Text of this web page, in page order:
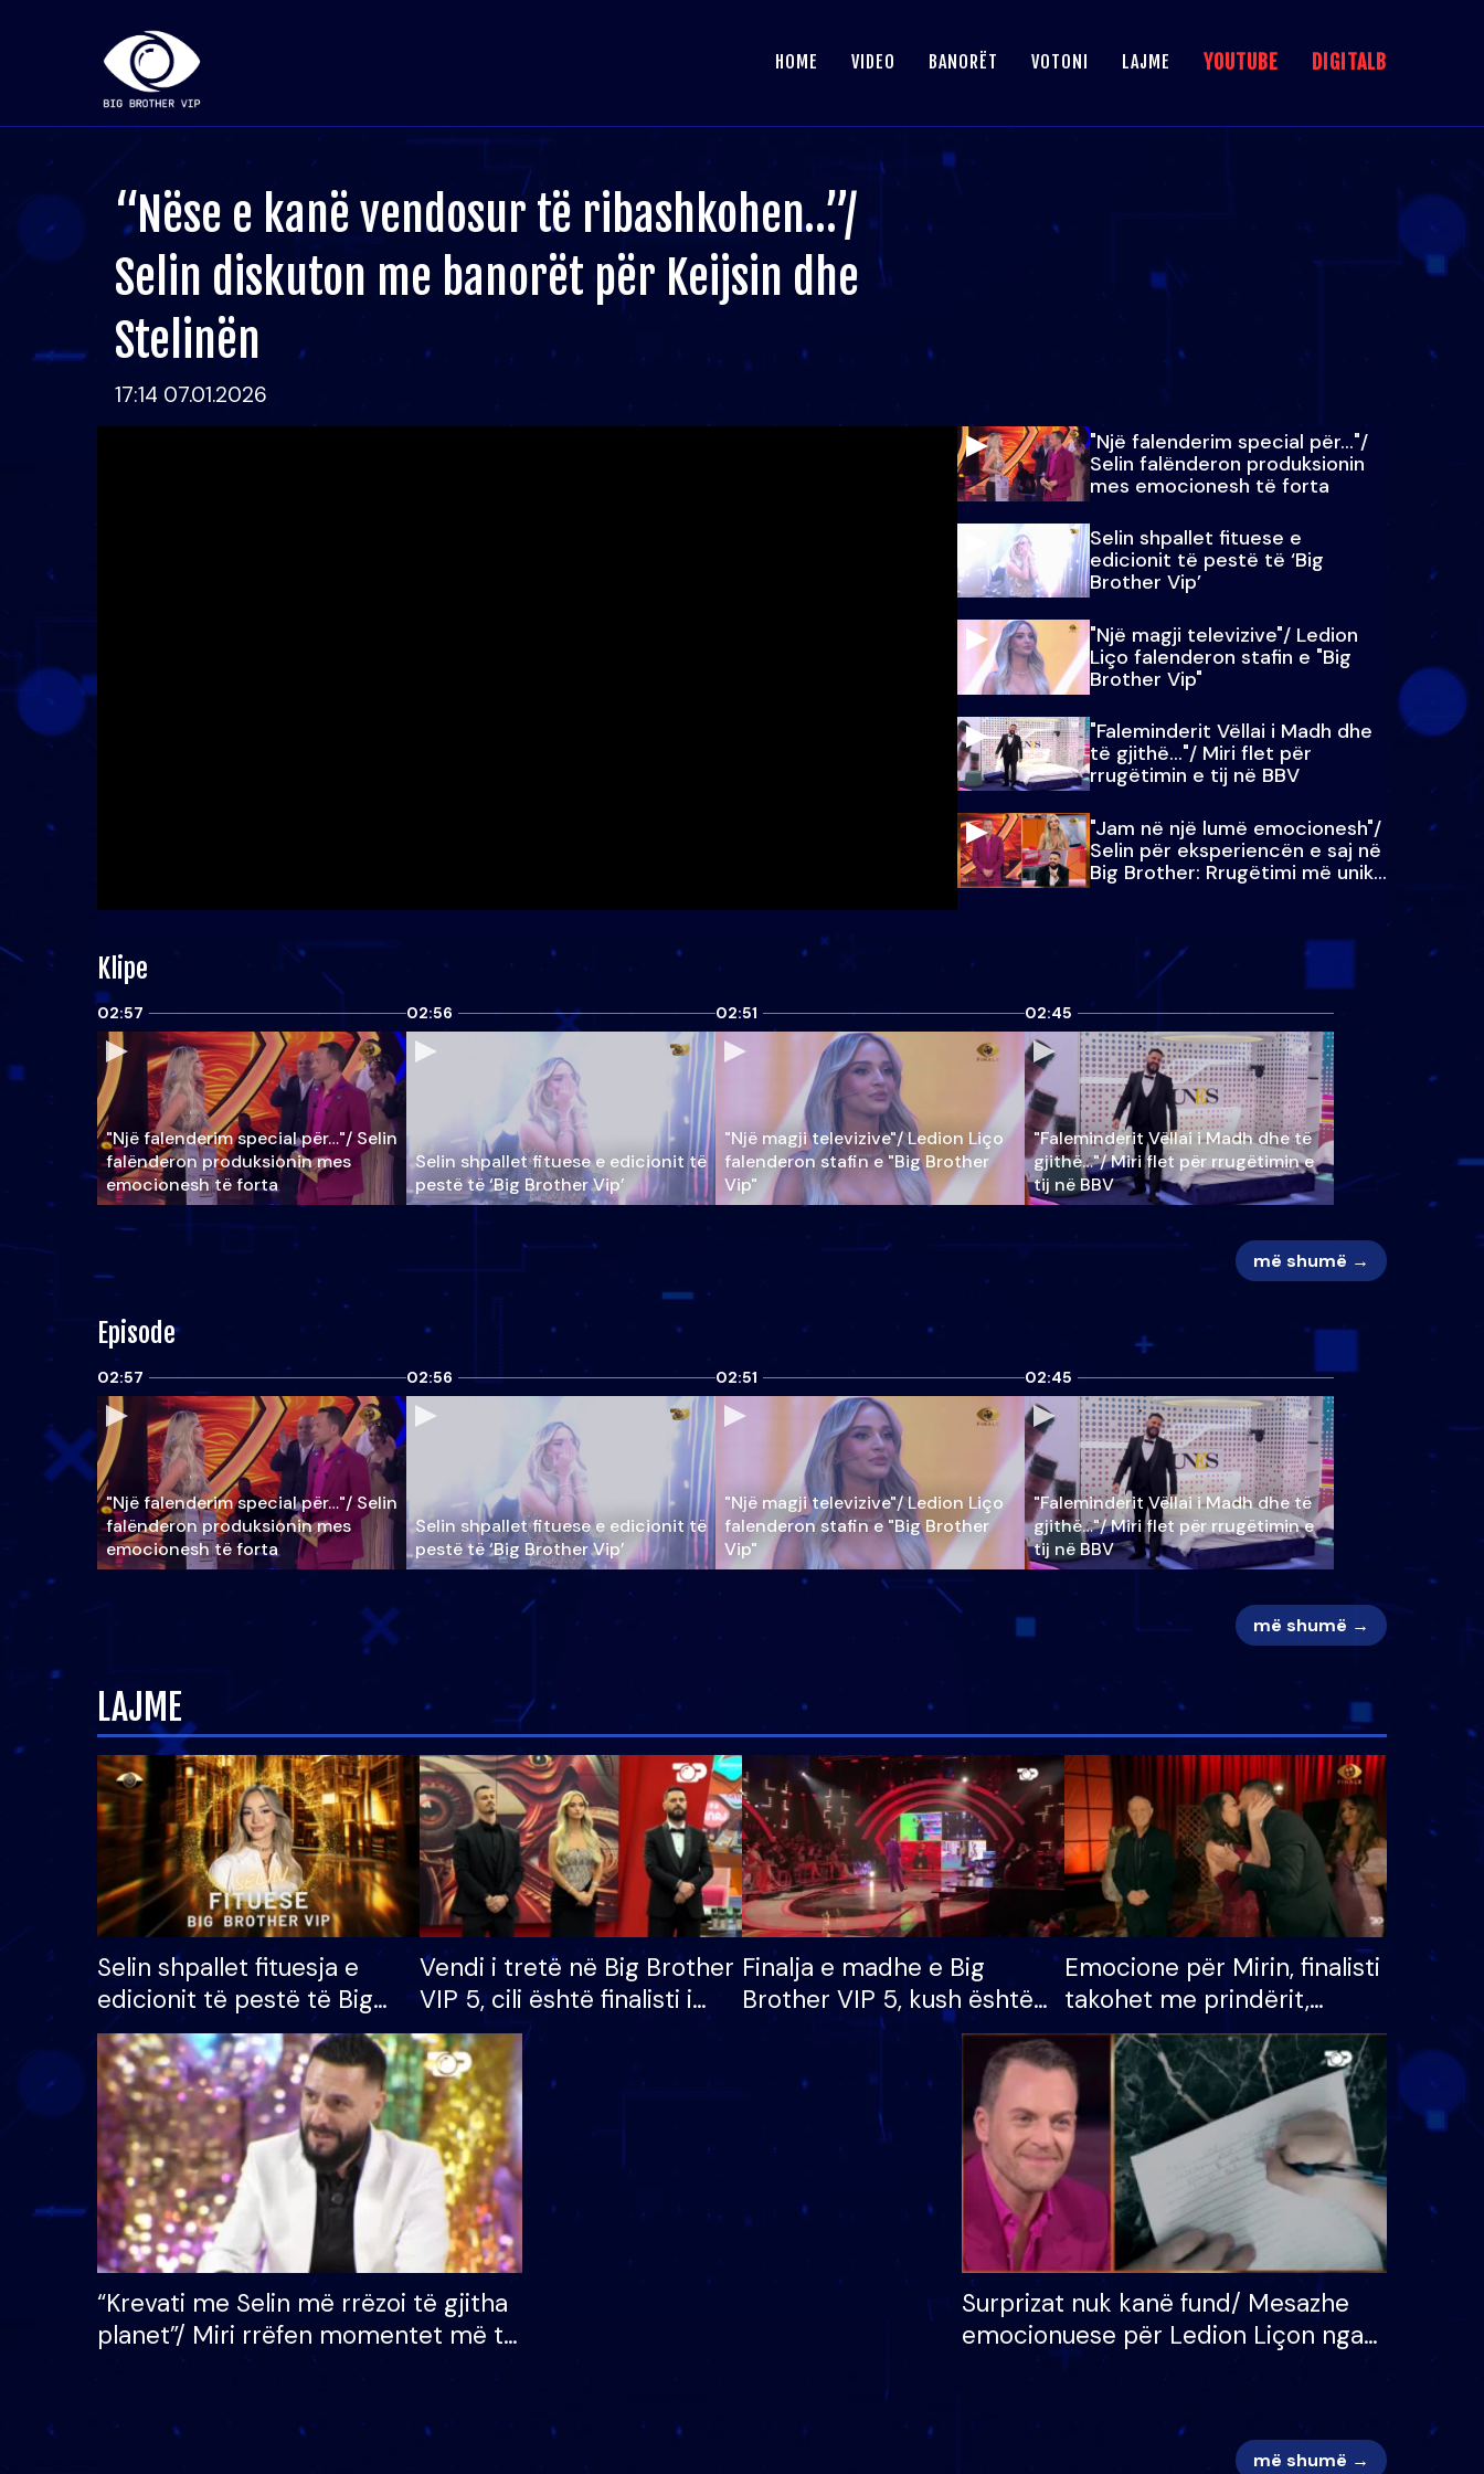
HOME VIDEO BANORËT VOTONI LAJME YOUTUBE DIGITALB
“Nëse e kanë vendosur të ribashkohen…”/
Selin diskuton me banorët për Keijsin dhe
Stelinën
17:14 07.01.2026
"Një falenderim special për…"/
Selin falënderon produksionin
mes emocionesh të forta
Selin shpallet fituese e
edicionit të pestë të ‘Big
Brother Vip’
"Një magji televizive"/ Ledion
Liço falenderon stafin e "Big
Brother Vip"
"Faleminderit Vëllai i Madh dhe
të gjithë…"/ Miri flet për
rrugëtimin e tij në BBV
"Jam në një lumë emocionesh"/
Selin për eksperiencën e saj në
Big Brother: Rrugëtimi më unik…
Klipe
02:57
"Një falenderim special për…"/ Selin
falënderon produksionin mes
emocionesh të forta
02:56
Selin shpallet fituese e edicionit të
pestë të ‘Big Brother Vip’
02:51
"Një magji televizive"/ Ledion Liço
falenderon stafin e "Big Brother
Vip"
02:45
"Faleminderit Vëllai i Madh dhe të
gjithë…"/ Miri flet për rrugëtimin e
tij në BBV
më shumë →
Episode
02:57
"Një falenderim special për…"/ Selin
falënderon produksionin mes
emocionesh të forta
02:56
Selin shpallet fituese e edicionit të
pestë të ‘Big Brother Vip’
02:51
"Një magji televizive"/ Ledion Liço
falenderon stafin e "Big Brother
Vip"
02:45
"Faleminderit Vëllai i Madh dhe të
gjithë…"/ Miri flet për rrugëtimin e
tij në BBV
më shumë →
LAJME
Selin shpallet fituesja e
edicionit të pestë të Big
Brother VIP, rrëmben
çmimin e madh prej 100
mijë eurosh
Vendi i tretë në Big Brother
VIP 5, cili është finalisti i
radhës që lë shtëpinë
Finalja e madhe e Big
Brother VIP 5, kush është
banori i parë që lë shtëpinë
dhe humb mundësinë për
të fituar çmimin e madh
Emocione për Mirin, finalisti
takohet me prindërit,
vajzën dhe bashkëshorten:
S’kemi ndonjë letër divorci
apo jo?
“Krevati me Selin më rrëzoi të gjitha
planet”/ Miri rrëfen momentet më të
bukura në shtëpinë e BB VIP: Do më
Surprizat nuk kanë fund/ Mesazhe
emocionuese për Ledion Liçon nga
nëna dhe fëmijët e tij, moderatori
më shumë →